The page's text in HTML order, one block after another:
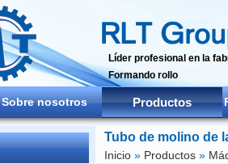
Líder profesional en la
Formando rollo
Sobre nosotros Productos
Tubo de molino de
Inicio » Productos »